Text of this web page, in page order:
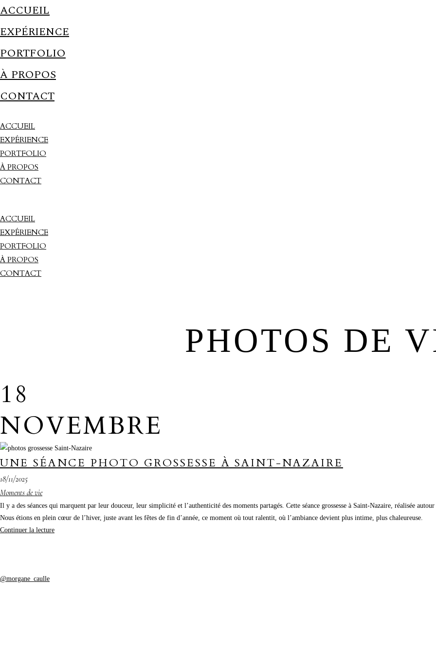
ACCUEIL
EXPÉRIENCE
PORTFOLIO
À PROPOS
CONTACT
ACCUEIL
EXPÉRIENCE
PORTFOLIO
À PROPOS
CONTACT
ACCUEIL
EXPÉRIENCE
PORTFOLIO
À PROPOS
CONTACT
PHOTOS DE
18
NOVEMBRE
UNE SÉANCE PHOTO GROSSESSE À SAINT-NAZAIRE
18/11/2025
Moments de vie
Il y a des séances qui marquent par leur douceur, leur simplicité et l’authenticité des moments partagés. Cette séance grossesse à Saint-Nazaire, réalisée
Nous étions en plein cœur de l’hiver, juste avant les fêtes de fin d’année, ce moment où tout ralentit, où l’ambiance devient plus intime, plus chaleureuse.
Continuer la lecture
@morgane_caulle